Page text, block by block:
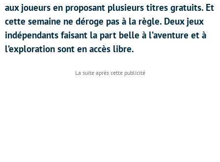
aux joueurs en proposant plusieurs titres gratuits. Et
cette semaine ne déroge pas à la règle. Deux jeux
indépendants faisant la part belle à l’aventure et à
l’exploration sont en accès libre.